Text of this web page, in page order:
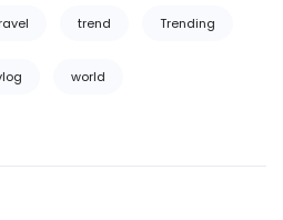
trend Trending
world